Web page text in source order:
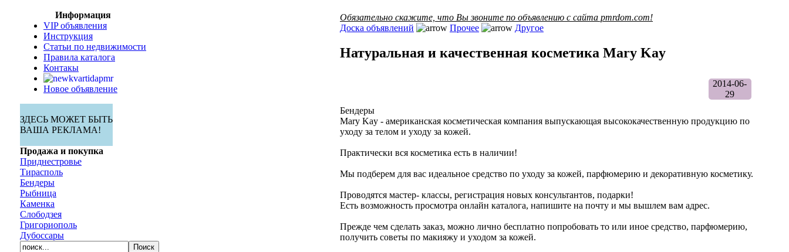
Информация
VIP объявления
Инструкция
Статьи по недвижимости
Правила каталога
Контакы
Новое объявление
ЗДЕСЬ МОЖЕТ БЫТЬ
ВАША РЕКЛАМА!
Продажа и покупка
Приднестровье
Тирасполь
Бендеры
Рыбница
Каменка
Слободзея
Григориополь
Дубоссары
Обязательно скажите, что Вы звоните по объявлению с сайта pmrdom.com!
Доска объявлений
Прочее Другое
Натуральная и качественная косметика Mary Kay
2014-06-
29
Бендеры
Mary Kay - американская косметическая компания выпускающая высококачественную продукцию по
уходу за телом и уходу за кожей.
Практически вся косметика есть в наличии!
Мы подберем для вас идеальное средство по уходу за кожей, парфюмерию и декоративную косметику.
Проводятся мастер- классы, регистрация новых консультантов, подарки!
Есть возможность просмотра онлайн каталога, напишите на почту и мы вышлем вам адрес.
Прежде чем сделать заказ, можно лично бесплатно попробовать то или иное средство, парфюмерию,
получить советы по макияжу и уходом за кожей.